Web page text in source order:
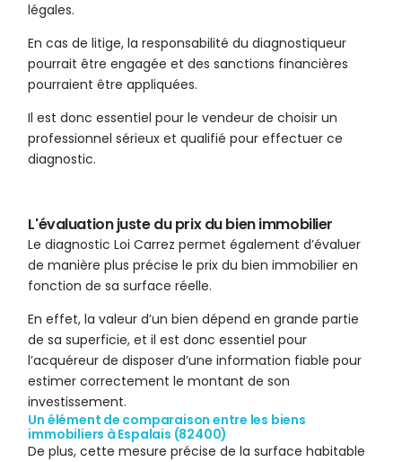
légales.
En cas de litige, la responsabilité du diagnostiqueur
pourrait être engagée et des sanctions financières
pourraient être appliquées.
Il est donc essentiel pour le vendeur de choisir un
professionnel sérieux et qualifié pour effectuer ce
diagnostic.
L'évaluation juste du prix du bien immobilier
Le diagnostic Loi Carrez permet également d’évaluer
de manière plus précise le prix du bien immobilier en
fonction de sa surface réelle.
En effet, la valeur d’un bien dépend en grande partie
de sa superficie, et il est donc essentiel pour
l’acquéreur de disposer d’une information fiable pour
estimer correctement le montant de son
investissement.
Un élément de comparaison entre les biens
immobiliers à Espalais (82400)
De plus, cette mesure précise de la surface habitable